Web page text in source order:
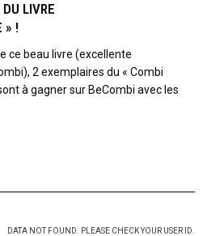
LIVRE
» !
ce beau livre (excellente
2 exemplaires du « Combi
à gagner sur BeCombi avec les
DATA NOT FOUND. PLEASE CHECK YOUR USER ID.